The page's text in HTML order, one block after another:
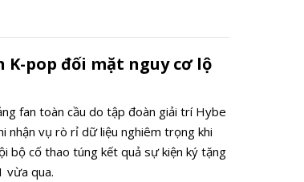
pop đối mặt nguy cơ lộ
fan toàn cầu do tập đoàn giải trí Hybe
nhận vụ rò rỉ dữ liệu nghiêm trọng khi
bộ cố thao túng kết quả sự kiện ký tặng
vừa qua.